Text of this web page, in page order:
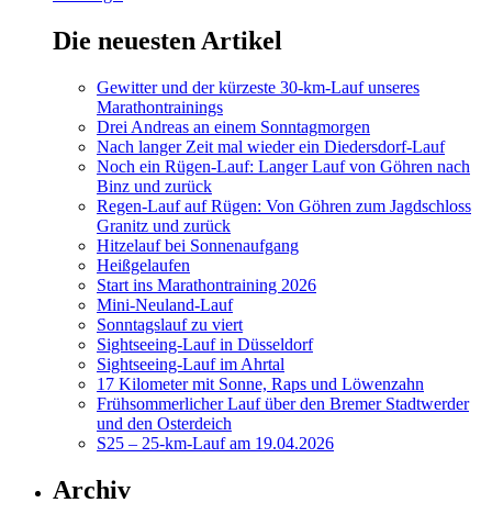
Die neuesten Artikel
Gewitter und der kürzeste 30-km-Lauf unseres
Marathontrainings
Drei Andreas an einem Sonntagmorgen
Nach langer Zeit mal wieder ein Diedersdorf-Lauf
Noch ein Rügen-Lauf: Langer Lauf von Göhren nach
Binz und zurück
Regen-Lauf auf Rügen: Von Göhren zum Jagdschloss
Granitz und zurück
Hitzelauf bei Sonnenaufgang
Heißgelaufen
Start ins Marathontraining 2026
Mini-Neuland-Lauf
Sonntagslauf zu viert
Sightseeing-Lauf in Düsseldorf
Sightseeing-Lauf im Ahrtal
17 Kilometer mit Sonne, Raps und Löwenzahn
Frühsommerlicher Lauf über den Bremer Stadtwerder
und den Osterdeich
S25 – 25-km-Lauf am 19.04.2026
Archiv